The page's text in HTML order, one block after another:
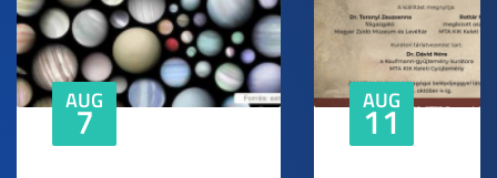
AUG
7 AUG
11